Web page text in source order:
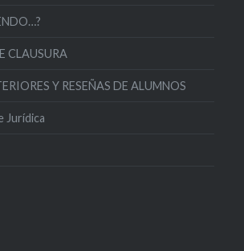
CLAUSURA
Y RESEÑAS DE ALUMNOS
Jurídica